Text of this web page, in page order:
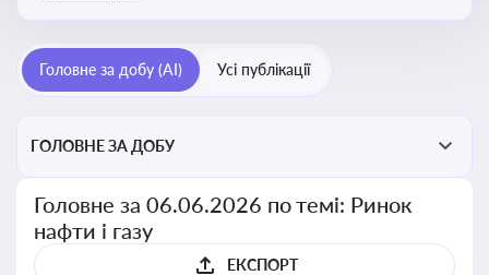
Головне за добу (AI) Усі публікації
ГОЛОВНЕ ЗА ДОБУ
Головне за 06.06.2026 по темі: Ринок
нафти і газу
ЕКСПОРТ